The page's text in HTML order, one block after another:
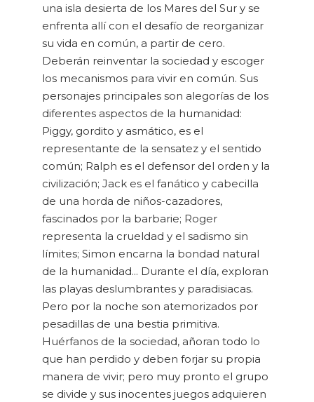
una isla desierta de los Mares del Sur y se
enfrenta allí con el desafío de reorganizar
su vida en común, a partir de cero.
Deberán reinventar la sociedad y escoger
los mecanismos para vivir en común. Sus
personajes principales son alegorías de los
diferentes aspectos de la humanidad:
Piggy, gordito y asmático, es el
representante de la sensatez y el sentido
común; Ralph es el defensor del orden y la
civilización; Jack es el fanático y cabecilla
de una horda de niños-cazadores,
fascinados por la barbarie; Roger
representa la crueldad y el sadismo sin
límites; Simon encarna la bondad natural
de la humanidad... Durante el día, exploran
las playas deslumbrantes y paradisiacas.
Pero por la noche son atemorizados por
pesadillas de una bestia primitiva.
Huérfanos de la sociedad, añoran todo lo
que han perdido y deben forjar su propia
manera de vivir; pero muy pronto el grupo
se divide y sus inocentes juegos adquieren